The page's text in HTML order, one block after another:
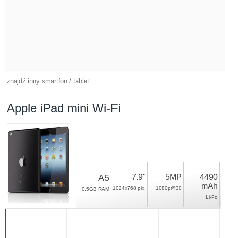
Apple iPad mini Wi-Fi
A5
0.5GB RAM
7.9"
1024x768 pix.
5MP
1080p@30
4490
mAh
Li-Po